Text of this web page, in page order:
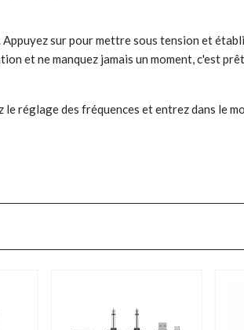
sur pour mettre sous tension et
et ne manquez jamais un moment, c'est
réglage des fréquences et entrez dans le